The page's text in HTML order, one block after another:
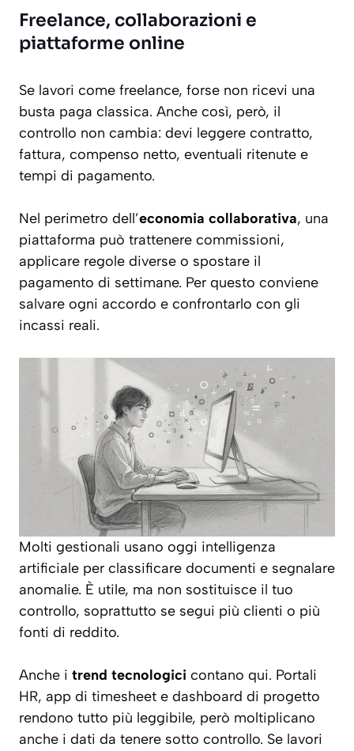
Freelance, collaborazioni e
piattaforme online
Se lavori come freelance, forse non ricevi una
busta paga classica. Anche così, però, il
controllo non cambia: devi leggere contratto,
fattura, compenso netto, eventuali ritenute e
tempi di pagamento.
Nel perimetro dell’economia collaborativa, una
piattaforma può trattenere commissioni,
applicare regole diverse o spostare il
pagamento di settimane. Per questo conviene
salvare ogni accordo e confrontarlo con gli
incassi reali.
Molti gestionali usano oggi intelligenza
artificiale per classificare documenti e segnalare
anomalie. È utile, ma non sostituisce il tuo
controllo, soprattutto se segui più clienti o più
fonti di reddito.
Anche i trend tecnologici contano qui. Portali
HR, app di timesheet e dashboard di progetto
rendono tutto più leggibile, però moltiplicano
anche i dati da tenere sotto controllo. Se lavori